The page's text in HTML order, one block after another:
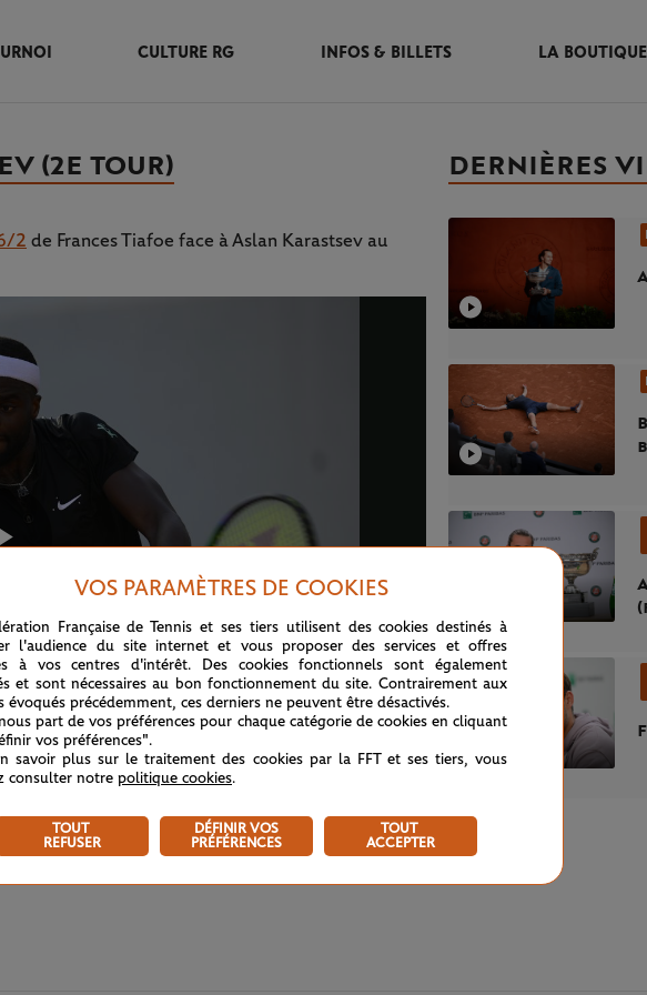
CULTURE RG INFOS & BILLETS LA BOUTIQUE
(2E TOUR)
2 de Frances Tiafoe face à Aslan Karastsev au
Play
DERNIÈRES
VOS PARAMÈTRES DE COOKIES
Française de Tennis et ses tiers utilisent des cookies destinés à
l'audience du site internet et vous proposer des services et offres
à vos centres d'intérêt. Des cookies fonctionnels sont également
et sont nécessaires au bon fonctionnement du site. Contrairement aux
évoqués précédemment, ces derniers ne peuvent être désactivés.
part de vos préférences pour chaque catégorie de cookies en cliquant
vos préférences".
savoir plus sur le traitement des cookies par la FFT et ses tiers, vous
consulter notre politique cookies.
TOUT
REFUSER
DÉFINIR VOS
PRÉFÉRENCES
TOUT
ACCEPTER